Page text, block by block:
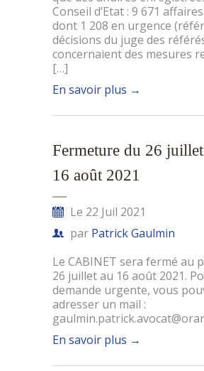
Conseil d’Etat : 9 671
dont 1 208 en urgence
décisions du juge des
concernaient des mesures
[…]
En savoir plus →
Fermeture du 26
16 août 2021
Le 22 Juil 2021
par Patrick Gaulmin
Le CABINET sera fermé au
26 juillet au 16 août 2021.
demande urgente, vous
adresser un mail :
En savoir plus →